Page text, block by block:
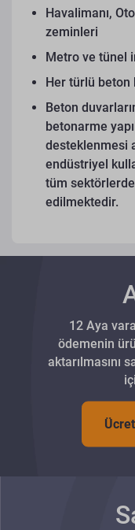
Havalimanı,
zeminleri
Metro ve tünel
Her türlü beton
Beton
betonarme
desteklenmesi
endüstriyel
tüm
edilmektedir.
12 Aya
ödemenin
aktarılmasını